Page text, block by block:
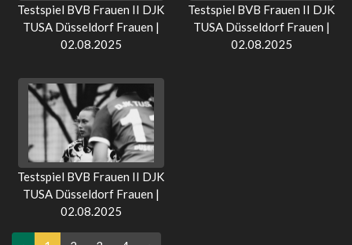
Testspiel BVB Frauen II DJK
TUSA Düsseldorf Frauen |
02.08.2025
Testspiel BVB Frauen II DJK
TUSA Düsseldorf Frauen |
02.08.2025
Testspiel BVB Frauen II DJK
TUSA Düsseldorf Frauen |
02.08.2025